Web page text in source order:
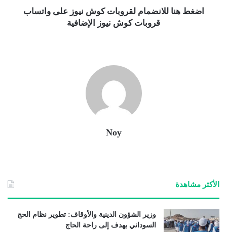
اضغط هنا للانضمام لقروبات كوش نيوز على واتساب
قروبات كوش نيوز الإضافية
Noy
الأكثر مشاهدة
وزير الشؤون الدينية والأوقاف: تطوير نظام الحج
السوداني يهدف إلى راحة الحاج